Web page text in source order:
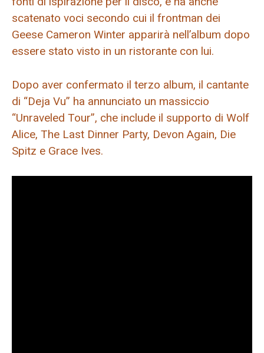
scatenato voci secondo cui il frontman dei
Geese Cameron Winter apparirà nell’album dopo
essere stato visto in un ristorante con lui.
Dopo aver confermato il terzo album, il cantante
di “Deja Vu” ha annunciato un massiccio
“Unraveled Tour”, che include il supporto di Wolf
Alice, The Last Dinner Party, Devon Again, Die
Spitz e Grace Ives.